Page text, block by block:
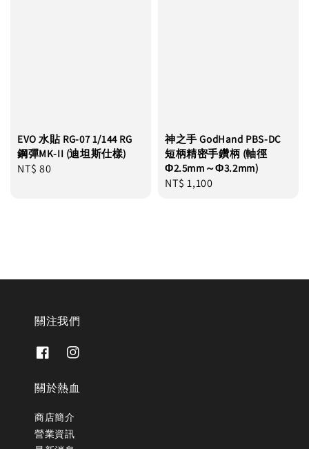
EVO 水貼 RG-07 1/144 RG
鋼彈MK-II (迪坦斯仕樣)
Regular
NT$ 80
神之手 GodHand PBS-DC
短柄精密手鑽柄 (軸徑
Φ2.5mm～Φ3.2mm)
Regular
NT$ 1,100
關注我們
關於熱血
商店簡介
營業資訊